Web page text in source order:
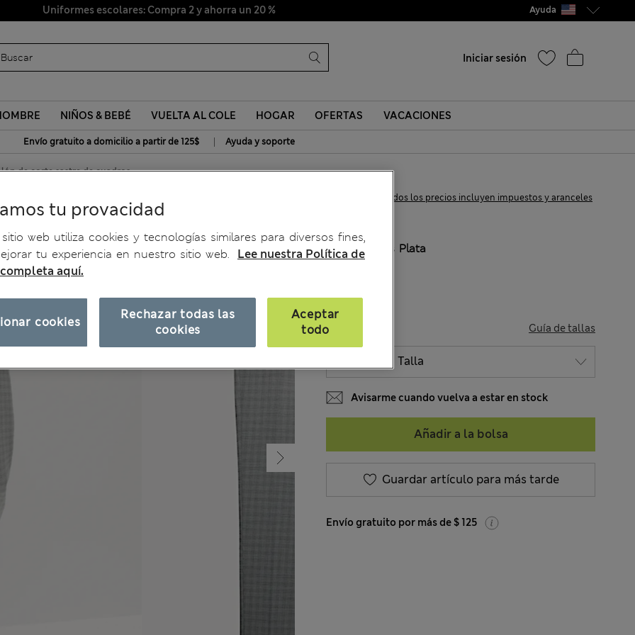
Uniformes escolares: Compra 2 y ahorra un 20 % Ayuda
Iniciar sesión
NIÑOS & BEBÉ VUELTA AL COLE HOGAR OFERTAS VACACIONES
Envío gratuito a domicilio a partir de 125$ | Ayuda y soporte
de corte sastre de cuadros
cuadros
Todos los precios incluyen impuestos y aranceles
COLOR: Gris Plata
TALLA Guía de tallas
Avisarme cuando vuelva a estar en stock
Añadir a la bolsa
Guardar artículo para más tarde
Envío gratuito por más de $ 125
tu provacidad
web utiliza cookies y tecnologías similares para diversos fines,
tu experiencia en nuestro sitio web.
Lee nuestra Política de
aquí.
Rechazar todas las
cookies
Aceptar
todo
cookies